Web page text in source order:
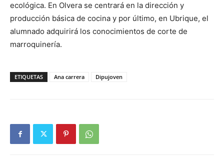
ecológica. En Olvera se centrará en la dirección y
producción básica de cocina y por último, en Ubrique, el
alumnado adquirirá los conocimientos de corte de
marroquinería.
ETIQUETAS Ana carrera Dipujoven